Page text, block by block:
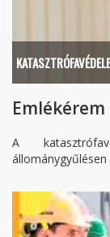
Emlékérem
A
állománygyűlésen